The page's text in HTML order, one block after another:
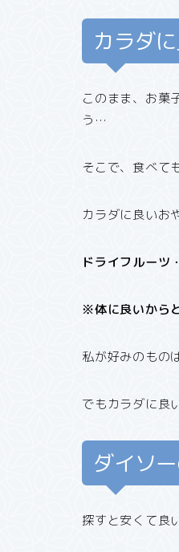
カラダ
このまま、お菓
う…
そこで、食べて
カラダに良いお
ドライフルーツ
※体に良いから
私が好みのもの
でもカラダに良
ダイソ
探すと安くて良